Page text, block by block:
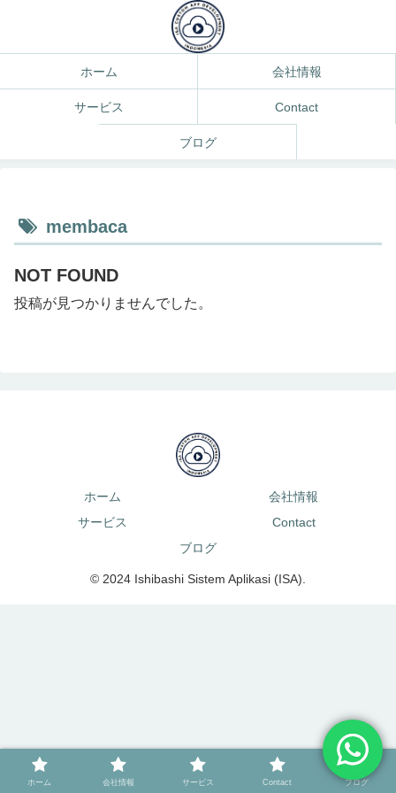
ホーム 会社情報
サービス Contact
ブログ
membaca
NOT FOUND
投稿が見つかりませんでした。
ホーム
会社情報
サービス
Contact
ブログ
© 2024 Ishibashi Sistem Aplikasi (ISA).
ホーム 会社情報 サービス Contact ブログ